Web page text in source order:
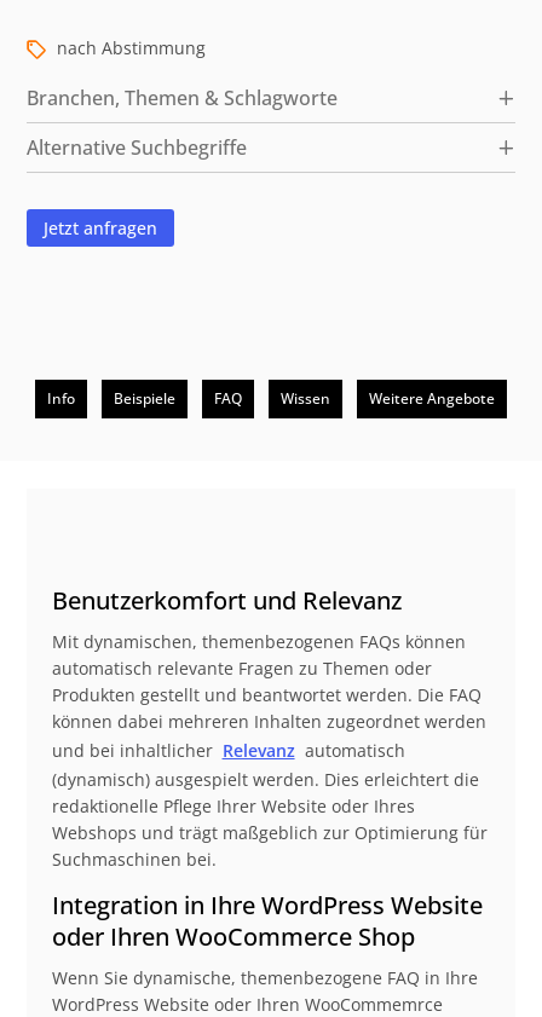
nach Abstimmung
Branchen, Themen & Schlagworte
Alternative Suchbegriffe
Jetzt anfragen
Info Beispiele FAQ Wissen Weitere Angebote
Beschreibung
Benutzerkomfort und Relevanz
Mit dynamischen, themenbezogenen FAQs können
automatisch relevante Fragen zu Themen oder
Produkten gestellt und beantwortet werden. Die FAQ
können dabei mehreren Inhalten zugeordnet werden
und bei inhaltlicher Relevanz automatisch
(dynamisch) ausgespielt werden. Dies erleichtert die
redaktionelle Pflege Ihrer Website oder Ihres
Webshops und trägt maßgeblich zur Optimierung für
Suchmaschinen bei.
Integration in Ihre WordPress Website
oder Ihren WooCommerce Shop
Wenn Sie dynamische, themenbezogene FAQ in Ihre
WordPress Website oder Ihren WooCommemrce